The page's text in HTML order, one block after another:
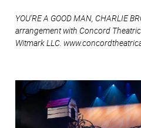
YOU'RE A GOOD MAN, CHARLIE
arrangement with Concord
Witmark LLC.